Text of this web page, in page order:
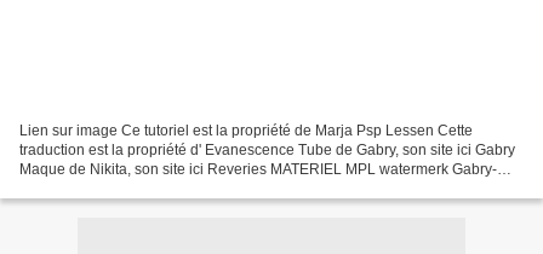
Lien sur image Ce tutoriel est la propriété de Marja Psp Lessen Cette
traduction est la propriété d' Evanescence Tube de Gabry, son site ici Gabry
Maque de Nikita, son site ici Reveries MATERIEL MPL watermerk Gabry-